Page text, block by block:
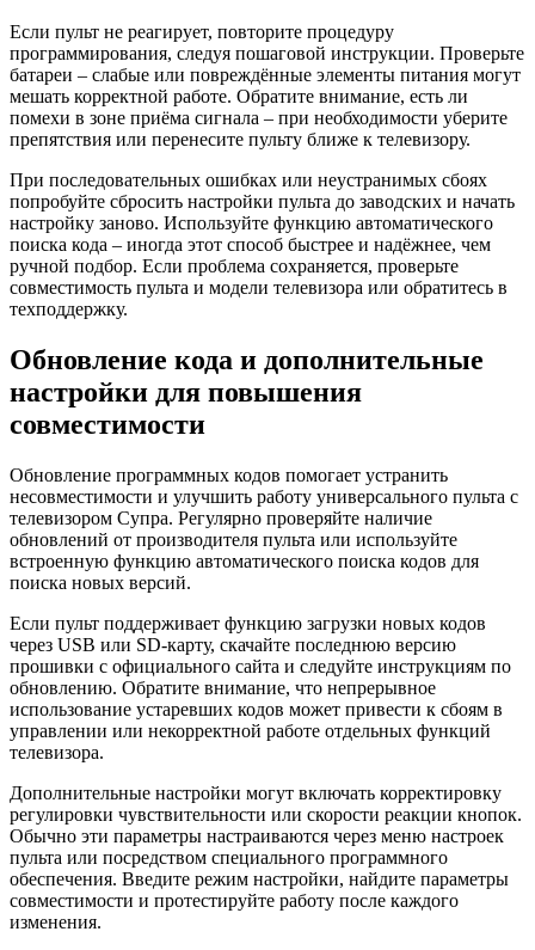
Если пульт не реагирует, повторите процедуру
программирования, следуя пошаговой инструкции. Проверьте
батареи – слабые или повреждённые элементы питания могут
мешать корректной работе. Обратите внимание, есть ли
помехи в зоне приёма сигнала – при необходимости уберите
препятствия или перенесите пульту ближе к телевизору.
При последовательных ошибках или неустранимых сбоях
попробуйте сбросить настройки пульта до заводских и начать
настройку заново. Используйте функцию автоматического
поиска кода – иногда этот способ быстрее и надёжнее, чем
ручной подбор. Если проблема сохраняется, проверьте
совместимость пульта и модели телевизора или обратитесь в
техподдержку.
Обновление кода и дополнительные
настройки для повышения
совместимости
Обновление программных кодов помогает устранить
несовместимости и улучшить работу универсального пульта с
телевизором Супра. Регулярно проверяйте наличие
обновлений от производителя пульта или используйте
встроенную функцию автоматического поиска кодов для
поиска новых версий.
Если пульт поддерживает функцию загрузки новых кодов
через USB или SD-карту, скачайте последнюю версию
прошивки с официального сайта и следуйте инструкциям по
обновлению. Обратите внимание, что непрерывное
использование устаревших кодов может привести к сбоям в
управлении или некорректной работе отдельных функций
телевизора.
Дополнительные настройки могут включать корректировку
регулировки чувствительности или скорости реакции кнопок.
Обычно эти параметры настраиваются через меню настроек
пульта или посредством специального программного
обеспечения. Введите режим настройки, найдите параметры
совместимости и протестируйте работу после каждого
изменения.